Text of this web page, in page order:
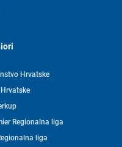
Hrvatske
Regionalna liga
liga